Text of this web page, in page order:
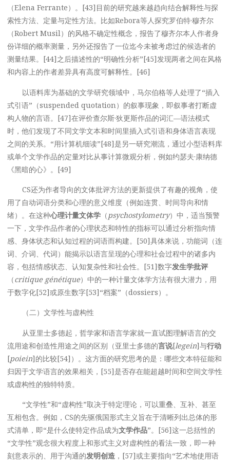
（Elena Ferrante）。[43]目前的研究越来越趋向结合解释性与探
索性方法、定量与定性方法。比如Rebora等人探究罗伯特·穆齐尔
（Robert Musil）的风格不确定性概念，报告了穆齐尔本人作者身
份详细的概率测量，另外还报告了一位迄今未被考虑过的候选者的
测量结果。[44]之后描述性的“明确性分析”[45]发现两者之间在风格
和内容上的作者差异具有高度可解释性。[46]
以语料库为基础的文学研究领域中，马尔伯格等人处理了“插入
式引语”（suspended quotation）的叙事现象，即叙事者打断虚
构人物的言语。[47]在评价查尔斯·狄更斯作品的词汇—语法模式
时，他们发现了不同文学文本和时间里插入式引语和身体语言表现
之间的关系。“用计算机细读”[48]是另一研究潮流，通过小型语料库
或单个文学作品的定量对比从事计算微观分析，例如约瑟夫·康纳德
《黑暗的心》。[49]
CS还为作者导向的文体批评方法的更新提供了有趣的视角，使
用了自动词语分类和心理的意义维度（例如连贯、时间导向和情
绪）。在这种心理计量文体学 （ psychostylometry）中，适当预警
一下，文学作品作者的心理状态和特性的指标可以通过分析指向情
感、身体状态和认知过程的词语而构建。[50]具体来说，功能词（连
词、介词、代词）能揭示以语言呈现的心理和社会过程中的诸多内
容，包括情感状态、认知复杂性和社会性。[51]数字发生学批评
（critique génétique）中的一种计量文体学方法有很大潜力，用
于数字化[52]或原生数字[53]“档案”（dossiers）。
（二）文学性与虚构性
从亚里士多德起，哲学家和语言学家就一直试图理解语言的交
流用途和创造性用途之间的区别（亚里士多德的言说[legein]与行动
[poiein]的比较[54]）。这方面的研究思考的是：哪些文本特征能和
归因于文学语言的效果相关，[55]是否存在能超越时间和空间文学性
或虚构性的独特特质。
“文学性”和“虚构性”取决于特定理论，可以重叠、互补、甚至
互相包含。例如，CS的先驱俄国形式主义旨在于清晰列出总体的形
式清单，即“是什么使特定作品成为文学作品”。[56]这一总括性的
“文学性”观念很大程度上和形式主义对虚构性的看法一致，即一种
刻意表示的、用于沟通的发明创造 ，[57]或主要指向“艺术地使用语